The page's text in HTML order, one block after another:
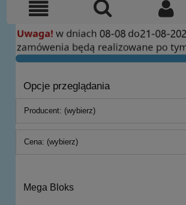
Opcje przeglądania
Producent: (wybierz)
Cena: (wybierz)
Mega Bloks